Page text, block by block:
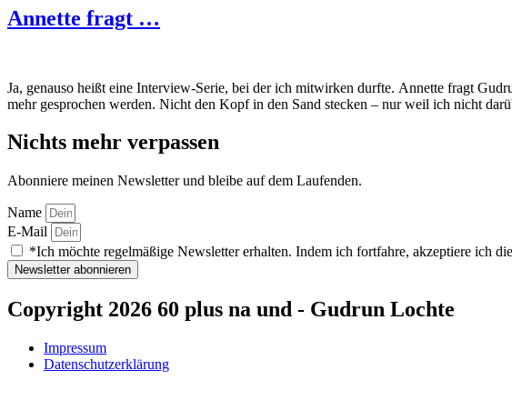
Annette fragt …
Ja, genauso heißt eine Interview-Serie, bei der ich mitwirken durfte. Annette fragt
mehr gesprochen werden. Nicht den Kopf in den Sand stecken – nur weil ich nicht
Nichts mehr verpassen
Abonniere meinen Newsletter und bleibe auf dem Laufenden.
Name
E-Mail
*Ich möchte regelmäßige Newsletter erhalten. Indem ich fortfahre, akzeptiere ich die
Newsletter abonnieren
Copyright 2026 60 plus na und - Gudrun Lochte
Impressum
Datenschutzerklärung